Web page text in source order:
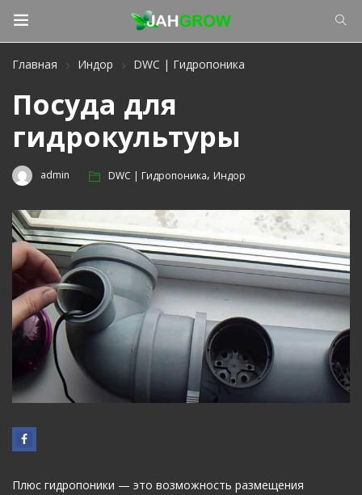
Главная Индор DWC | Гидропоника
Посуда для
гидрокультуры
admin DWC | Гидропоника, Индор
Плюс гидропоники — это возможность размещения